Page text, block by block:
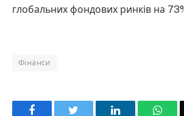
глобальних фондових ринків на
Фінанси
Facebook LinkedIn